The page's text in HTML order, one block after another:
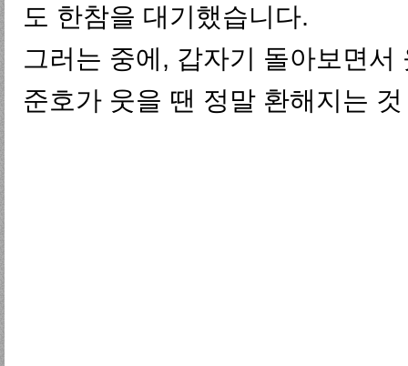
도 한참을 대기했습니다.
그러는 중에, 갑자기 돌아보면서
준호가 웃을 땐 정말 환해지는